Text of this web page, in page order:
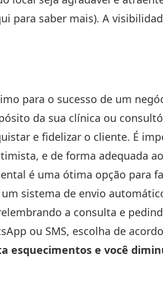
para saber mais). A
para o sucesso de um
da sua clínica ou
e fidelizar o cliente. É
e de forma adequada
é uma ótima opção para
sistema de envio
a consulta e
ou SMS, escolha de
esquecimentos e você